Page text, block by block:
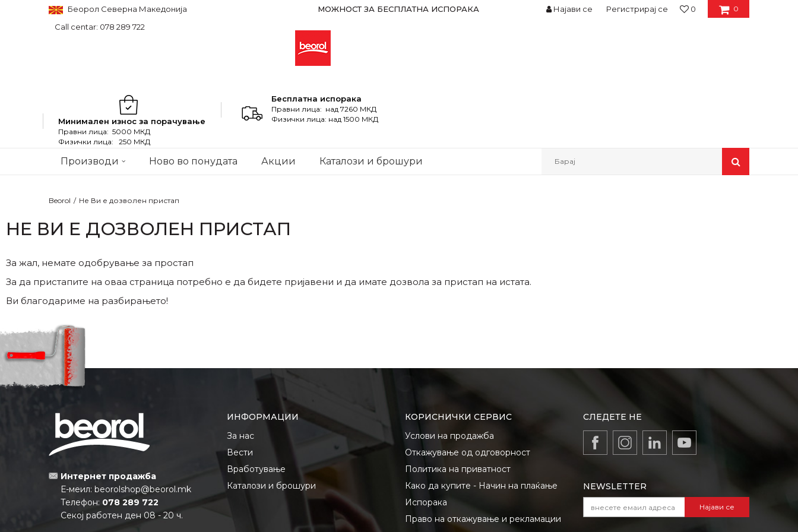
Беорол Северна Македонија
Call centar: 078 289 722
МОЖНОСТ ЗА БЕСПЛАТНА ИСПОРАКА 0
0
Најави се Регистрирај се
Минимален износ за порачување
Правни лица: 5000 МКД
Физички лица: 250 МКД
Бесплатна испорака
Правни лица: над 7260 МКД
Физички лица: над 1500 МКД
Производи Ново во понудата Акции Каталози и брошури Барај
Beorol Не Ви е дозволен пристап
НЕ ВИ Е ДОЗВОЛЕН ПРИСТАП
За жал, немате одобрување за простап
За да пристапите на оваа страница потребно е да бидете пријавени и да имате дозвола за пристап на истата.
Ви благодариме на разбирањето!
Интернет продажба
Е-меил: beorolshop@beorol.mk
Телефон: 078 289 722
Секој работен ден 08 - 20 ч.
ИНФОРМАЦИИ
За нас
Вести
Вработување
Каталози и брошури
КОРИСНИЧКИ СЕРВИС
Услови на продажба
Откажување од одговорност
Политика на приватност
Како да купите - Начин на плаќање
Испорака
Право на откажување и рекламации
СЛЕДЕТЕ НЕ
NEWSLETTER
Најави се